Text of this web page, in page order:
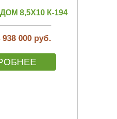
8,5Х10 К-194
938 000 руб.